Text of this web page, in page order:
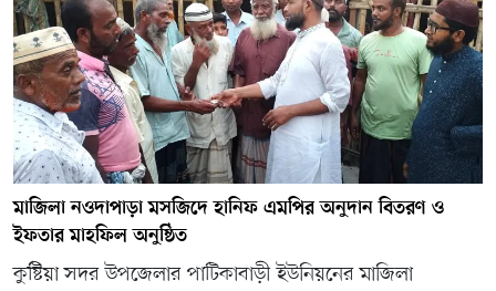
মাজিলা নওদাপাড়া মসজিদে হানিফ এমপির অনুদান বিতরণ ও
ইফতার মাহফিল অনুষ্ঠিত
কুষ্টিয়া সদর উপজেলার পাটিকাবাড়ী ইউনিয়নের মাজিলা